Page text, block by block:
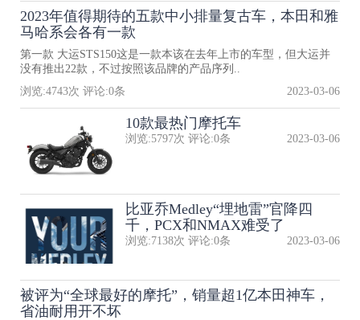
2023年值得期待的五款中小排量复古车，本田和雅
马哈系会各有一款
第一款 大运STS150这是一款本该在去年上市的车型，但大运并
没有推出22款，不过按照该品牌的产品序列..
浏览:4743次 评论:0条 2023-03-06
10款最热门摩托车
浏览:5797次 评论:0条 2023-03-06
比亚乔Medley“埋地雷”官降四
千，PCX和NMAX难受了
浏览:7138次 评论:0条 2023-03-06
被评为“全球最好的摩托”，销量超1亿本田神车，
省油耐用开不坏